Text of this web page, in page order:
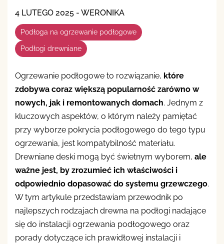
4 LUTEGO 2025 - WERONIKA
Podłoga na ogrzewanie podłogowe
Podłogi drewniane
Ogrzewanie podłogowe to rozwiązanie, które
zdobywa coraz większą popularność zarówno w
nowych, jak i remontowanych domach. Jednym z
kluczowych aspektów, o którym należy pamiętać
przy wyborze pokrycia podłogowego do tego typu
ogrzewania, jest kompatybilność materiału.
Drewniane deski mogą być świetnym wyborem, ale
ważne jest, by zrozumieć ich właściwości i
odpowiednio dopasować do systemu grzewczego.
W tym artykule przedstawiam przewodnik po
najlepszych rodzajach drewna na podłogi nadające
się do instalacji ogrzewania podłogowego oraz
porady dotyczące ich prawidłowej instalacji i